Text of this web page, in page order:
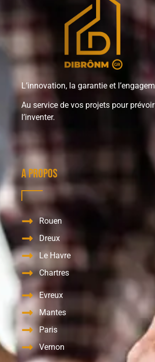
L’innovation, la garantie et
Au service de vos projets pour prévoir
l’inventer.
A propos
Rouen
Dreux
Le Havre
Chartres
Evreux
Mantes
Paris
Vernon